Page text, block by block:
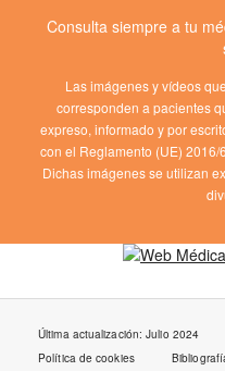
Consulta siempre a tu
Las imágenes y vídeos
corresponden a pacientes
expreso, informado y por
con el Reglamento (UE)
Dichas imágenes se utilizan
Última actualización: Julio 2024
Política de cookies